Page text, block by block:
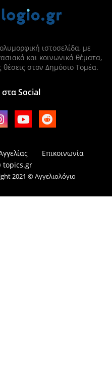
ιστοσελίδα, με
και κοινωνικά θέματα,
θέσεις στον Δημόσιο Τομέα.
στα Social
Επικοινωνία
topics.gr
2021 © Αγγελιολόγιο